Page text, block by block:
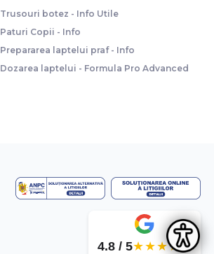
Trusouri botez - Info Utile
Paturi Copii - Info
Prepararea laptelui praf - Info
Dozarea laptelui - Formula Pro Advanced
4.8 / 5★★★★★